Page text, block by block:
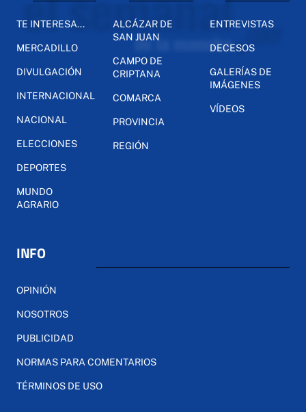
TE INTERESA...
MERCADILLO
DIVULGACIÓN
INTERNACIONAL
NACIONAL
ELECCIONES
DEPORTES
MUNDO
AGRARIO
ALCÁZAR DE
SAN JUAN
CAMPO DE
CRIPTANA
COMARCA
PROVINCIA
REGIÓN
ENTREVISTAS
DECESOS
GALERÍAS DE
IMÁGENES
VÍDEOS
INFO
OPINIÓN
NOSOTROS
PUBLICIDAD
NORMAS PARA COMENTARIOS
TÉRMINOS DE USO